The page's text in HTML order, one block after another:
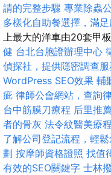
請的完整步驟 專業除蟲
多樣化自助餐選擇，滿
上最大的洋車由20套甲
健 台北台胞證辦理中心
偵探社，提供隱密調查服
WordPress SEO效果 輔
疵 律師公會網站，查詢
台中筋膜刀療程 后里推
者的骨灰 法令紋醫美療
了解公司登記流程，輕
劃 按摩師資格證照 找值
有效的SEO關鍵字 士林